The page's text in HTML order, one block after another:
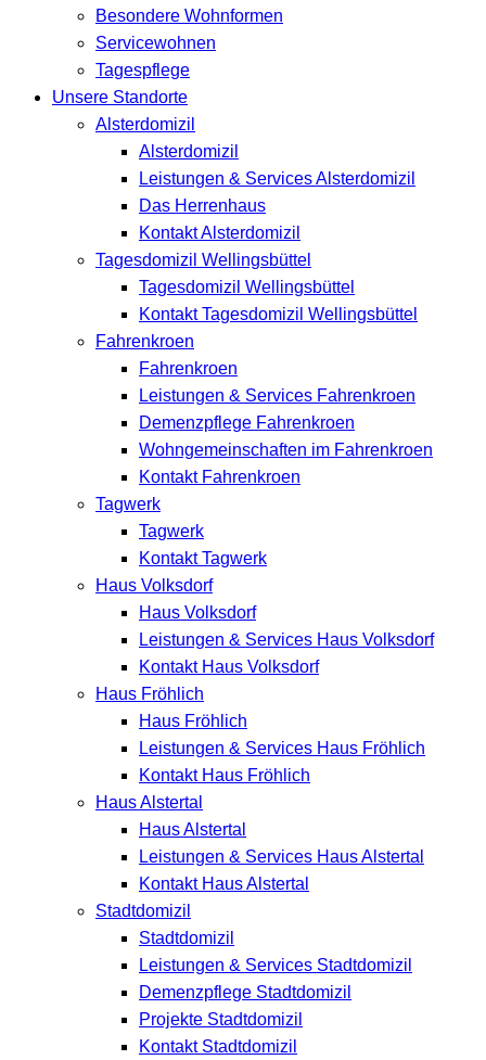
Besondere Wohnformen
Servicewohnen
Tagespflege
Unsere Standorte
Alsterdomizil
Alsterdomizil
Leistungen & Services Alsterdomizil
Das Herrenhaus
Kontakt Alsterdomizil
Tagesdomizil Wellingsbüttel
Tagesdomizil Wellingsbüttel
Kontakt Tagesdomizil Wellingsbüttel
Fahrenkroen
Fahrenkroen
Leistungen & Services Fahrenkroen
Demenzpflege Fahrenkroen
Wohngemeinschaften im Fahrenkroen
Kontakt Fahrenkroen
Tagwerk
Tagwerk
Kontakt Tagwerk
Haus Volksdorf
Haus Volksdorf
Leistungen & Services Haus Volksdorf
Kontakt Haus Volksdorf
Haus Fröhlich
Haus Fröhlich
Leistungen & Services Haus Fröhlich
Kontakt Haus Fröhlich
Haus Alstertal
Haus Alstertal
Leistungen & Services Haus Alstertal
Kontakt Haus Alstertal
Stadtdomizil
Stadtdomizil
Leistungen & Services Stadtdomizil
Demenzpflege Stadtdomizil
Projekte Stadtdomizil
Kontakt Stadtdomizil